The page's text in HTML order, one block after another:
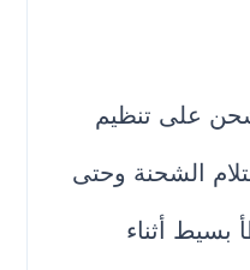
على تنظيم
الشحنة وحتى
بسيط أثناء